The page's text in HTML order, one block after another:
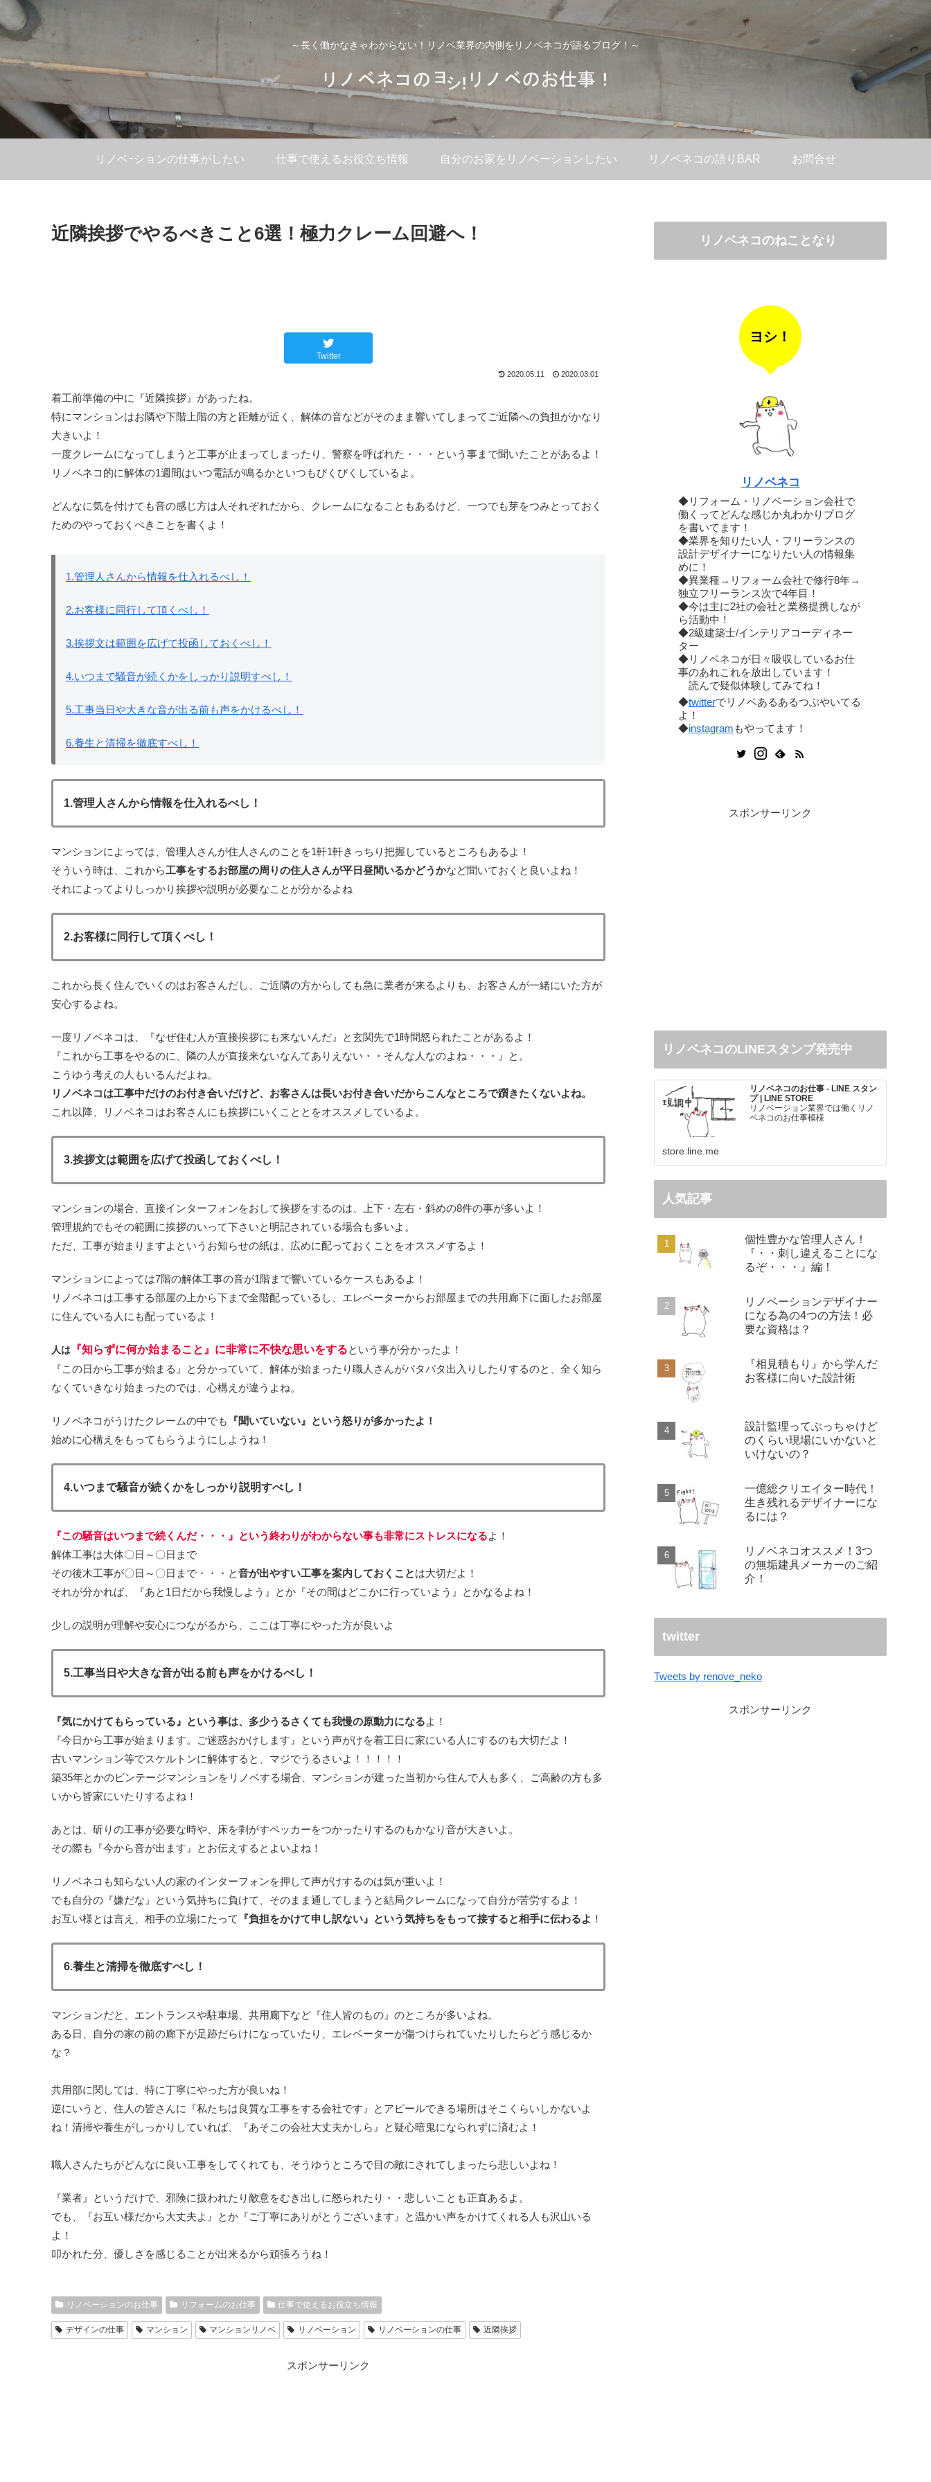
～長く働かなきゃわからない！リノベ業界の内側をリノベネコが語るブログ！～
リノベｰションの仕事がしたい 仕事で使えるお役立ち情報 自分のお家をリノベーションしたい リノベネコの語りBAR お問合せ
近隣挨拶でやるべきこと6選！極力クレーム回避へ！
Twitter
2020.05.11 2020.03.01
着工前準備の中に『近隣挨拶』があったね。
特にマンションはお隣や下階上階の方と距離が近く、解体の音などがそのまま響いてしまってご近隣への負担がかなり
大きいよ！
一度クレームになってしまうと工事が止まってしまったり、警察を呼ばれた・・・という事まで聞いたことがあるよ！
リノベネコ的に解体の1週間はいつ電話が鳴るかといつもびくびくしているよ。
どんなに気を付けても音の感じ方は人それぞれだから、クレームになることもあるけど、一つでも芽をつみとっておく
ためのやっておくべきことを書くよ！
1.管理人さんから情報を仕入れるべし！
2.お客様に同行して頂くべし！
3.挨拶文は範囲を広げて投函しておくべし！
4.いつまで騒音が続くかをしっかり説明すべし！
5.工事当日や大きな音が出る前も声をかけるべし！
6.養生と清掃を徹底すべし！
1.管理人さんから情報を仕入れるべし！
マンションによっては、管理人さんが住人さんのことを1軒1軒きっちり把握しているところもあるよ！
そういう時は、これから工事をするお部屋の周りの住人さんが平日昼間いるかどうかなど聞いておくと良いよね！
それによってよりしっかり挨拶や説明が必要なことが分かるよね
2.お客様に同行して頂くべし！
これから長く住んでいくのはお客さんだし、ご近隣の方からしても急に業者が来るよりも、お客さんが一緒にいた方が
安心するよね。
一度リノベネコは、『なぜ住む人が直接挨拶にも来ないんだ』と玄関先で1時間怒られたことがあるよ！
『これから工事をやるのに、隣の人が直接来ないなんてありえない・・そんな人なのよね・・・』と。
こうゆう考えの人もいるんだよね。
リノベネコは工事中だけのお付き合いだけど、お客さんは長いお付き合いだからこんなところで躓きたくないよね。
これ以降、リノベネコはお客さんにも挨拶にいくこととをオススメしているよ。
3.挨拶文は範囲を広げて投函しておくべし！
マンションの場合、直接インターフォンをおして挨拶をするのは、上下・左右・斜めの8件の事が多いよ！
管理規約でもその範囲に挨拶のいって下さいと明記されている場合も多いよ。
ただ、工事が始まりますよというお知らせの紙は、広めに配っておくことをオススメするよ！
マンションによっては7階の解体工事の音が1階まで響いているケースもあるよ！
リノベネコは工事する部屋の上から下まで全階配っているし、エレベーターからお部屋までの共用廊下に面したお部屋
に住んでいる人にも配っているよ！
人は 『知らずに何か始まること』に非常に不快な思いをするという事が分かったよ！
『この日から工事が始まる』と分かっていて、解体が始まったり職人さんがバタバタ出入りしたりするのと、全く知ら
なくていきなり始まったのでは、心構えが違うよね。
リノベネコがうけたクレームの中でも
『聞いていない』という怒りが多かったよ！
始めに心構えをもってもらうようにしようね！
4.いつまで騒音が続くかをしっかり説明すべし！
『この騒音はいつまで続くんだ・・・』という終わりがわからない事も非常にストレスになるよ！
解体工事は大体〇日～〇日まで
その後木工事が〇日～〇日まで・・・と音が出やすい工事を案内しておくことは大切だよ！
それが分かれば、『あと1日だから我慢しよう』とか『その間はどこかに行っていよう』とかなるよね！
少しの説明が理解や安心につながるから、ここは丁寧にやった方が良いよ
5.工事当日や大きな音が出る前も声をかけるべし！
『気にかけてもらっている』という事は、多少うるさくても我慢の原動力になるよ！
『今日から工事が始まります。ご迷惑おかけします』という声がけを着工日に家にいる人にするのも大切だよ！
古いマンション等でスケルトンに解体すると、マジでうるさいよ！！！！！
築35年とかのビンテージマンションをリノベする場合、マンションが建った当初から住んで人も多く、ご高齢の方も多
いから皆家にいたりするよね！
あとは、斫りの工事が必要な時や、床を剥がすペッカーをつかったりするのもかなり音が大きいよ。
その際も『今から音が出ます』とお伝えするとよいよね！
リノベネコも知らない人の家のインターフォンを押して声がけするのは気が重いよ！
でも自分の『嫌だな』という気持ちに負けて、そのまま通してしまうと結局クレームになって自分が苦労するよ！
お互い様とは言え、相手の立場にたって
『負担をかけて申し訳ない』という気持ちをもって接すると相手に伝わるよ ！
6.養生と清掃を徹底すべし！
マンションだと、エントランスや駐車場、共用廊下など『住人皆のもの』のところが多いよね。
ある日、自分の家の前の廊下が足跡だらけになっていたり、エレベーターが傷つけられていたりしたらどう感じるか
な？
共用部に関しては、特に丁寧にやった方が良いね！
逆にいうと、住人の皆さんに『私たちは良質な工事をする会社です』とアピールできる場所はそこくらいしかないよ
ね！清掃や養生がしっかりしていれば、『あそこの会社大丈夫かしら』と疑心暗鬼になられずに済むよ！
職人さんたちがどんなに良い工事をしてくれても、そうゆうところで目の敵にされてしまったら悲しいよね！
『業者』というだけで、邪険に扱われたり敵意をむき出しに怒られたり・・悲しいことも正直あるよ。
でも、『お互い様だから大丈夫よ』とか『ご丁寧にありがとうございます』と温かい声をかけてくれる人も沢山いる
よ！
叩かれた分、優しさを感じることが出来るから頑張ろうね！
リノベーションのお仕事 リフォームのお仕事 仕事で使えるお役立ち情報
デザインの仕事 マンション マンションリノベ リノベーション リノベーションの仕事 近隣挨拶
スポンサーリンク
リノベネコのねことなり
ヨシ！
リノベネコ
◆リフォーム・リノベーション会社で
働くってどんな感じか丸わかりブログ
を書いてます！
◆業界を知りたい人・フリーランスの
設計デザイナーになりたい人の情報集
めに！
◆異業種→リフォーム会社で修行8年→
独立フリーランス次で4年目！
◆今は主に2社の会社と業務提携しなが
ら活動中！
◆2級建築士/インテリアコーディネー
ター
◆リノベネコが日々吸収しているお仕
事のあれこれを放出しています！
読んで疑似体験してみてね！
◆twitterでリノベあるあるつぶやいてる
よ！
◆instagram もやってます！
スポンサーリンク
リノベネコのLINEスタンプ発売中
リノベネコのお仕事 - LINE スタン
プ | LINE STORE
リノベーション業界では働くリノ
ベネコのお仕事模様
store.line.me
人気記事
個性豊かな管理人さん！
『・・刺し違えることにな
るぞ・・・』編！
リノベーションデザイナー
になる為の4つの方法！必
要な資格は？
『相見積もり』から学んだ
お客様に向いた設計術
設計監理ってぶっちゃけど
のくらい現場にいかないと
いけないの？
一億総クリエイター時代！
生き残れるデザイナーにな
るには？
リノベネコオススメ！3つ
の無垢建具メーカーのご紹
介！
twitter
Tweets by renove_neko
スポンサーリンク